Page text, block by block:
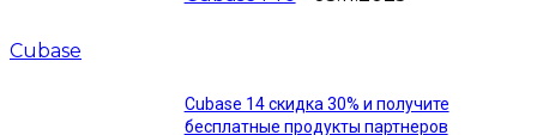
Cubase
Cubase 14 скидка 30% и получите
бесплатные продукты партнеров